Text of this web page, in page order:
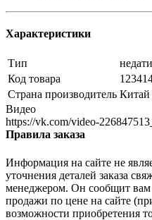
Характеристики
Тип
Код товара
Страна производитель Китай
Видео
https://vk.com/video-
Правила заказа
Информация на сайте не
уточнения деталей заказа
менеджером. Он сообщит
продажи по цене на сайте
возможности приобретения